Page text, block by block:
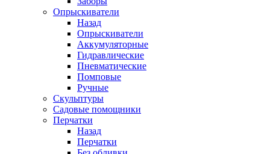
Опрыскиватели
Назад
Опрыскиватели
Аккумуляторные
Гидравлические
Пневматические
Помповые
Ручные
Скульптуры
Садовые помощники
Перчатки
Назад
Перчатки